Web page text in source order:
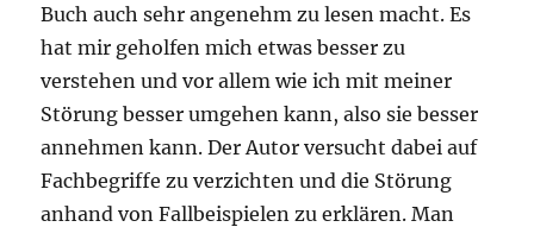
Buch auch sehr angenehm zu lesen macht. Es
hat mir geholfen mich etwas besser zu
verstehen und vor allem wie ich mit meiner
Störung besser umgehen kann, also sie besser
annehmen kann. Der Autor versucht dabei auf
Fachbegriffe zu verzichten und die Störung
anhand von Fallbeispielen zu erklären. Man